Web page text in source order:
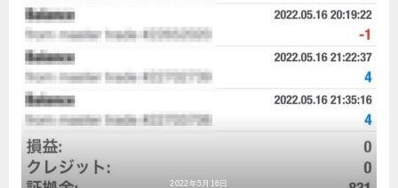
2022年5月16日